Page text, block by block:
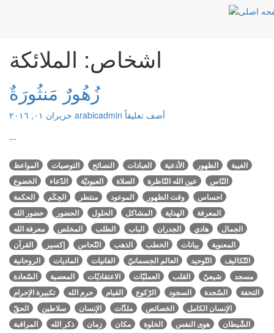
اشخاص: الملائكة
زُهُورٌ مَنثُورَةٌ
arabicadminأضف تعليقاً
...
المواعظ التوصيات النصائح العبادات الأدعية الظهور
الغيبة
الخضوع
الدّعاء العبوديّة الصلاة عين الله النّاظرة
النّاس
الحكمة
الحِكَم منتطر الموعود وقت الظهور
احساس
حضور الله
الحضور الحلول المشاكل الهداية
المعرفة
معرفة الله
المخلص الطلب الباب الجدران هادي
الجمال
القرآن
إكسير النّحاس الذهب الخطب بيانات
المعنوية
الروحانية
الماديات الفانيات العالم الجسمانيّ التّوحيد
التّكاليف
السّعادة
المعصية الاعتقاديّات العمليّات القلب شيعيّ
مسجد
تكبيرة الإحرام
حرم الله القيام الرّكوع السجود السّجدة
التحفة
الحقّ
سلاطين الإنسان ملذّات الخصائص
الإنسان الكامل
المراقبة
ذكر الله زمان مكان الخلوة هوى النفس
الشّيطان